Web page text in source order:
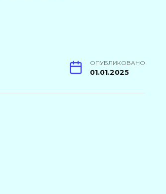
ОПУБЛИКОВАНО
01.01.2025